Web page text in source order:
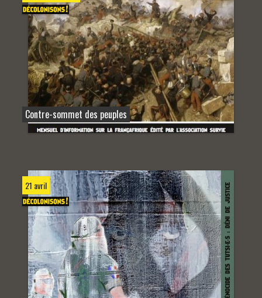
Contre-sommet des peuples
21 avril